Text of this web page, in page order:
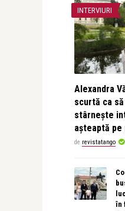
INTERVIURI
Alexandra
scurtă ca
stârnește
așteaptă pe
de revistatango
în